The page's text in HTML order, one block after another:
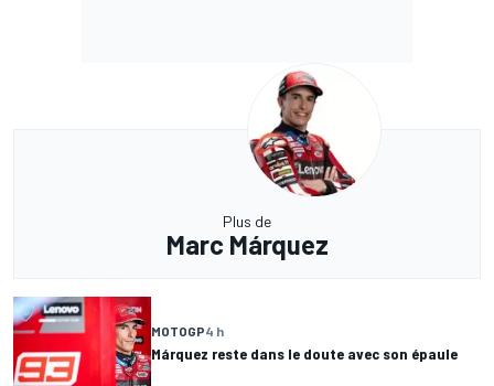
Plus de
Marc Márquez
MOTOGP4 h
Márquez reste dans le doute avec son épaule